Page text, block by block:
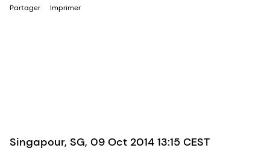
Partager Imprimer
Singapour, SG, 09 Oct 2014 13:15 CEST